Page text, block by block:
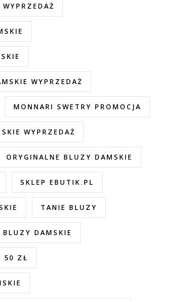
WYPRZEDAŻ
MONNARI SWETRY PROMOCJA
WYPRZEDAŻ
ORYGINALNE BLUZY DAMSKIE
SKLEP EBUTIK.PL
TANIE BLUZY
BLUZY DAMSKIE
50 ZŁ